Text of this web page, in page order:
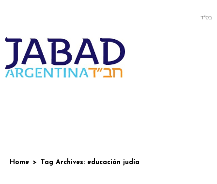
בס”ד
Home Tag Archives: educación judía